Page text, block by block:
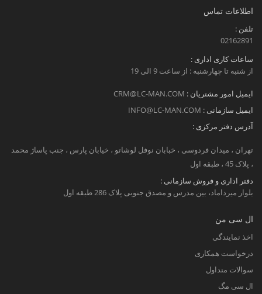
اطلاعات تماس
تلفن :
02162891
ساعات کاری اداری :
از شنبه تا چهارشنبه : از ساعت 9 الی 19
ایمیل امور مشتریان : CRM@LC-MAN.COM
ایمیل سازمانی : INFO@LC-MAN.COM
آدرس دفتر مرکزی :
تهران ، میدان فردوسی ، خبابان نوفل لوشاتو ، خیابان پارس ، جنب پاساژ محمد
، پلاک 45 ، طبقه اول
دفتر اداری و فروش سازمانی :
بلوار میرداماد، بین مدرس و مصدق جنوبی پلاک 286 طبقه اول
ال سی من
اخذ نمایندگی
درخواست همکاری
سوالات متداول
ال سی مگ